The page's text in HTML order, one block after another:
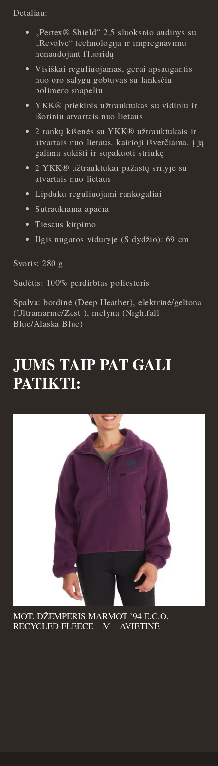
Detaliau:
„Pertex® Shield“ 2,5 sluoksnio audinys su
„Revolve“ technologija ir impregnavimu
nenaudojant fluoridų
Visiškai reguliuojamas, gerai apsaugantis
nuo oro sąlygų gobtuvas su lanksčiu
polimero snapeliu
YKK® priekinis užtrauktukas su vidiniu ir
išoriniu atvartais nuo lietaus
2 rankų kišenės su YKK® užtrauktukais ir
atvartais nuo lietaus, kairioji išverčiama, į ją
galima sukišti ir supakuoti striukę
2 YKK® užtrauktukai pažastų srityje su
atvartais nuo lietaus
Lipduku reguliuojami rankogaliai
Sutraukiama apačia
Tiesaus kirpimo
Ilgis nugaros viduryje (S dydžio): 69 cm
Svoris: 280 g
Sudėtis: 100% perdirbtas poliesteris
Spalva: bordinė (Deep Heather), elektrinė/geltona
(Ultramarine/Zest ), mėlyna (Nightfall
Blue/Alaska Blue)
JUMS TAIP PAT GALI
PATIKTI:
MOT. DŽEMPERIS MARMOT ’94 E.C.O.
RECYCLED FLEECE – M – AVIETINĖ